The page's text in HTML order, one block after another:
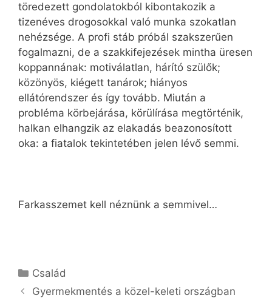
töredezett gondolatokból kibontakozik a
tizenéves drogosokkal való munka szokatlan
nehézsége. A profi stáb próbál szakszerűen
fogalmazni, de a szakkifejezések mintha üresen
koppannának: motiválatlan, hárító szülők;
közönyös, kiégett tanárok; hiányos
ellátórendszer és így tovább. Miután a
probléma körbejárása, körülírása megtörténik,
halkan elhangzik az elakadás beazonosított
oka: a fiatalok tekintetében jelen lévő semmi.
Farkasszemet kell néznünk a semmivel…
Kategória
Család
Gyermekmentés a közel-keleti országban